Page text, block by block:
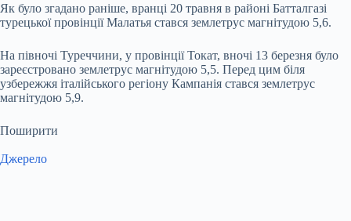
Як було згадано раніше, вранці 20 травня в районі Батталгазі
турецької провінції Малатья стався землетрус магнітудою 5,6.
На півночі Туреччини, у провінції Токат, вночі 13 березня було
зареєстровано землетрус магнітудою 5,5. Перед цим біля
узбережжя італійського регіону Кампанія стався землетрус
магнітудою 5,9.
Поширити
Джерело